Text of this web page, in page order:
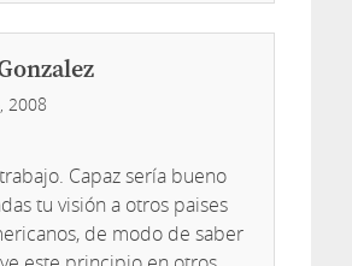
2008
Capaz sería bueno
tu visión a otros paises
de modo de saber